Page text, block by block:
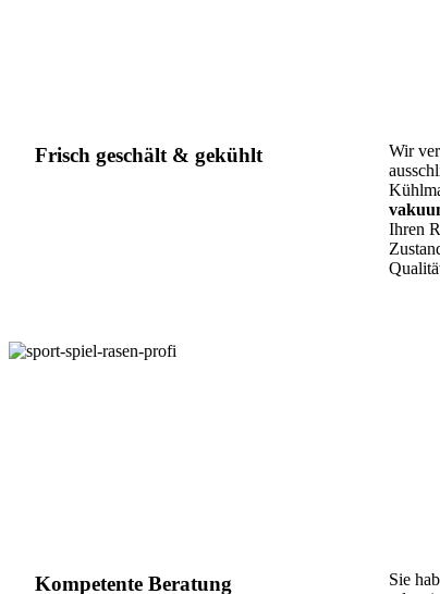
Frisch geschält & gekühlt
Wir
Ihren
Kompetente Beratung
Sie